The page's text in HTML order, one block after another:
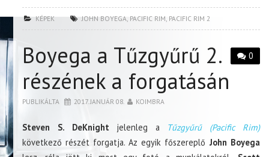
KÉPEK JOHN BOYEGA PACIFIC RIM PACIFIC RIM 2
0
Boyega a Tűzgyűrű 2.
részének a forgatásán
PUBLIKÁLTA 2017. JANUÁR 08. KOIMBRA
Steven S. DeKnightjelenleg a Tűzgyűrű (Pacific Rim)
következő részét forgatja. Az egyik főszereplő John Boyega